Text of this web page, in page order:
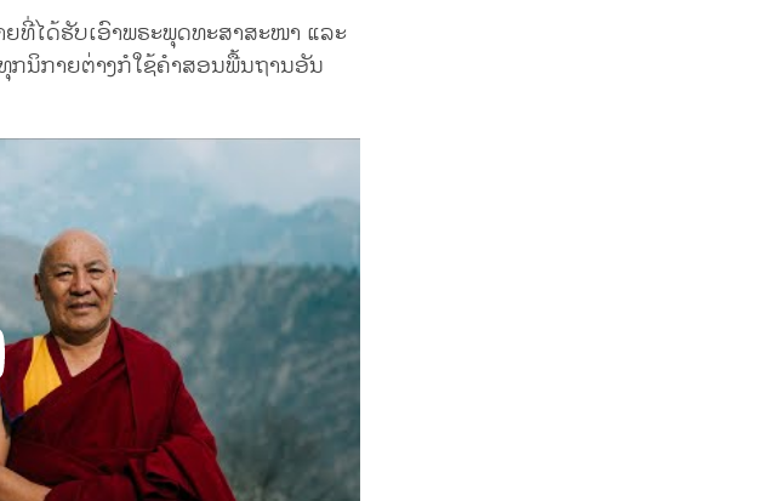
ທີ່ໄດ້ຮັບເອົາພຣະພຸດທະສາສະໜາ ແລະ
ກນິກາຍຕ່າງກໍໃຊ້ຄຳສອນພື້ນຖານອັນ